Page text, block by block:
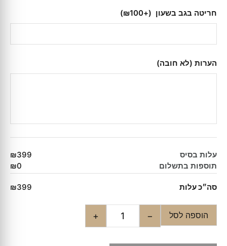
חריטה בגב בשעון (+₪100)
הערות (לא חובה)
עלות בסיס
₪399
תוספות בתשלום
₪0
סה״כ עלות ₪399
−
+ הוספה לסל